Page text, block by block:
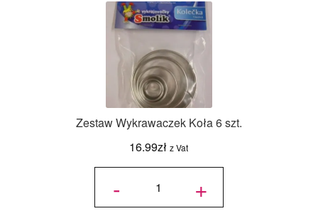
Zestaw Wykrawaczek Koła 6 szt.
16.99zł z Vat
-
ilość Zestaw
+